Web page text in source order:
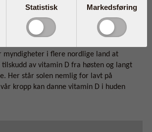
nylig har Folkehelseinstituttet i en
på forskning som viser at vårt
nytte av vitamin D i løpet av vinteren.
myndigheter i flere nordlige land at
av vitamin D fra høsten og langt
Her står solen nemlig for lavt på
kropp kan danne vitamin D i huden
Statistisk Markedsføring